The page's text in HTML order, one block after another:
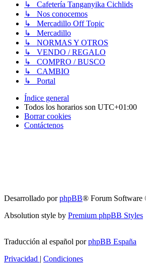
↳ Cafetería Tanganyika Cichlids
↳ Nos conocemos
↳ Mercadillo Off Topic
↳ Mercadillo
↳ NORMAS Y OTROS
↳ VENDO / REGALO
↳ COMPRO / BUSCO
↳ CAMBIO
↳ Portal
Índice general
Todos los horarios son UTC+01:00
Borrar cookies
Contáctenos
Desarrollado porphpBB® Forum
Absolution style by Premium phpBB Styles
Traducción al español porphpBB España
Privacidad | Condiciones